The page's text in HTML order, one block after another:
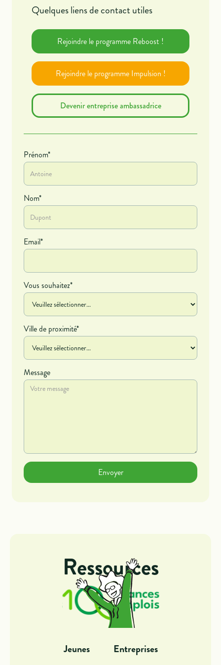
Quelques liens de contact utiles
Rejoindre le programme Reboost !
Rejoindre le programme Impulsion !
Devenir entreprise ambassadrice
Prénom*
Nom*
Email*
Vous souhaitez*
Ville de proximité*
Message
Ressources
Jeunes Entreprises